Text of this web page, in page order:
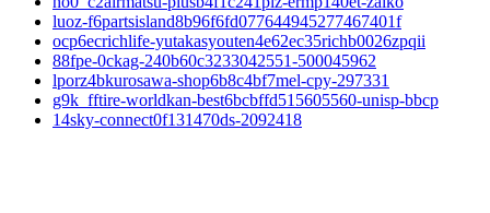
luoz-f6partsisland8b96f6fd077644945277467401f
ocp6ecrichlife-yutakasyouten4e62ec35richb0026zpqii
88fpe-0ckag-240b60c3233042551-500045962
lporz4bkurosawa-shop6b8c4bf7mel-cpy-297331
g9k_fftire-worldkan-best6bcbffd515605560-unisp-bbcp
14sky-connect0f131470ds-2092418